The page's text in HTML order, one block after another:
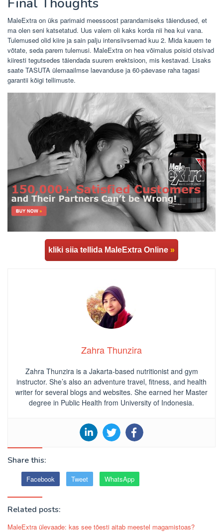
MaleExtra on üks parimaid meessoost parandamiseks täiendused, et
ma olen seni katsetatud. Uus valem oli kaks korda nii hea kui vana.
Tulemused olid kiire ja sain palju intensiivsemad kuu 2. Mida kauem te
võtate, seda parem tulemusi. MaleExtra on hea võimalus poisid otsivad
kiiresti tegutsedes täiendada suurem erektsioon, mis kestavad. Lisaks
saate TASUTA ülemaailmse laevanduse ja 60-päevase raha tagasi
garantii kõigi tellimuste.
kliki siia tellida MaleExtra Online »
Zahra Thunzira
Zahra Thunzira is a Jakarta-based nutritionist and gym
instructor. She’s also an adventure travel, fitness, and health
writer for several blogs and websites. She earned her Master
degree in Public Health from University of Indonesia.
Share this:
Facebook Tweet WhatsApp
Related posts:
MaleExtra ülevaade: kas see tõesti aitab meestel magamistoas?